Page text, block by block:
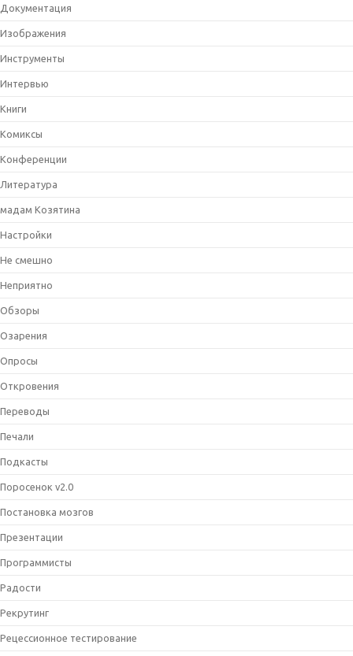
Документация
Изображения
Инструменты
Интервью
Книги
Комиксы
Конференции
Литература
мадам Козятина
Настройки
Не смешно
Неприятно
Обзоры
Озарения
Опросы
Откровения
Переводы
Печали
Подкасты
Поросенок v2.0
Постановка мозгов
Презентации
Программисты
Радости
Рекрутинг
Рецессионное тестирование